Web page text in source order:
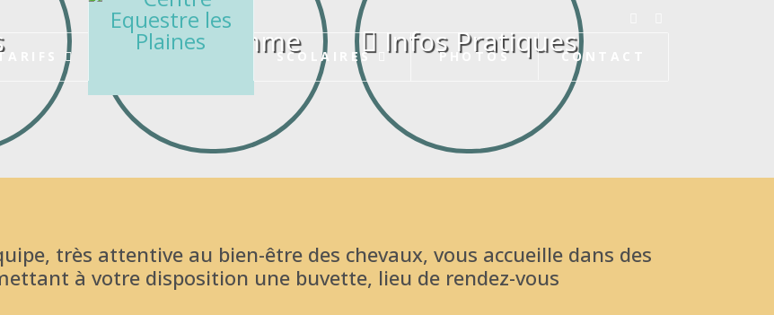
SCOLAIRES PHOTOS CONTACT
Equestre
des Plaines
COMMENT S'INSCRIRE AU CLUB ?
Programme Infos Pratiques
très attentive au bien-être des chevaux, vous accueille dans des
à votre disposition une buvette, lieu de rendez-vous